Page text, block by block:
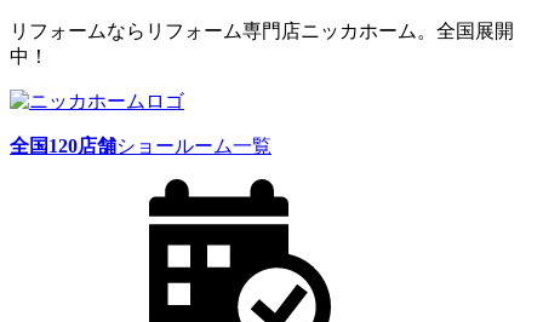
リフォームならリフォーム専門店ニッカホーム。全国展開
中！
全国120店舗ショールーム一覧